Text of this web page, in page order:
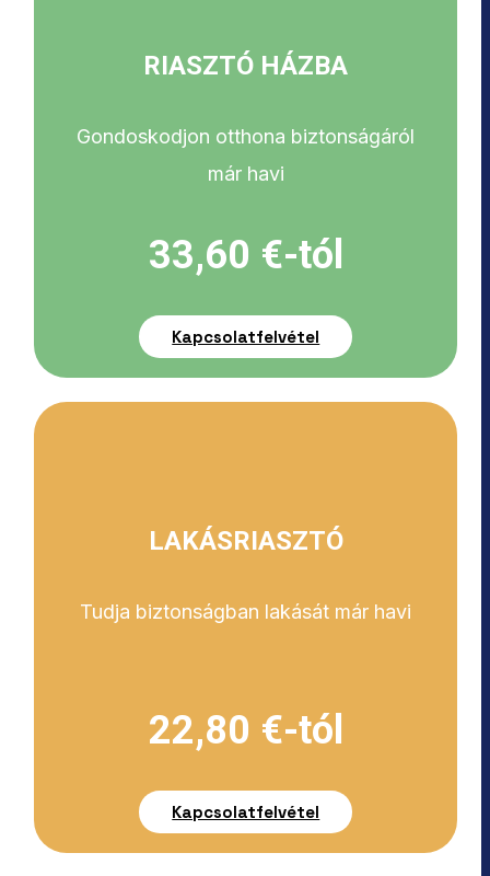
RIASZTÓ HÁZBA
Gondoskodjon otthona biztonságáról
már havi
33,60 €-tól
Kapcsolatfelvétel
LAKÁSRIASZTÓ
Tudja biztonságban lakását már havi
22,80 €-tól
Kapcsolatfelvétel